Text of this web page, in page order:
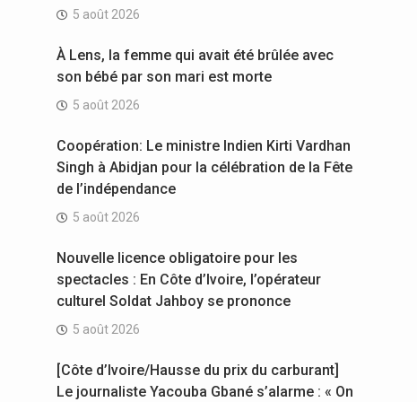
5 août 2026
À Lens, la femme qui avait été brûlée avec
son bébé par son mari est morte
5 août 2026
Coopération: Le ministre Indien Kirti Vardhan
Singh à Abidjan pour la célébration de la Fête
de l’indépendance
5 août 2026
Nouvelle licence obligatoire pour les
spectacles : En Côte d’Ivoire, l’opérateur
culturel Soldat Jahboy se prononce
5 août 2026
[Côte d’Ivoire/Hausse du prix du carburant]
Le journaliste Yacouba Gbané s’alarme : « On